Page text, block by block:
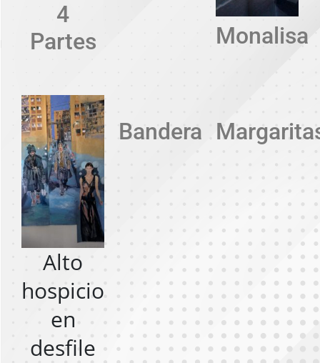
4
Partes
Monalisa
Alto
hospicio
en
desfile
Bandera